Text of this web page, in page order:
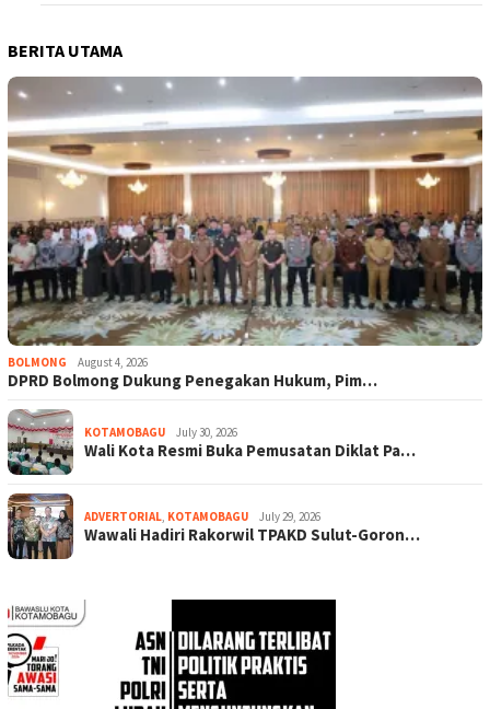
BERITA UTAMA
BOLMONG August 4, 2026
DPRD Bolmong Dukung Penegakan Hukum, Pim…
KOTAMOBAGU July 30, 2026
Wali Kota Resmi Buka Pemusatan Diklat Pa…
ADVERTORIAL, KOTAMOBAGU July 29, 2026
Wawali Hadiri Rakorwil TPAKD Sulut-Goron…